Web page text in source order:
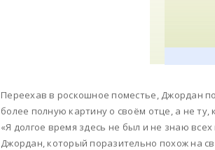
Переехав в роскошное поместье, Джордан
более полную картину о своём отце, а не
«Я долгое время здесь не был и не знаю
Джордан, который поразительно похож на